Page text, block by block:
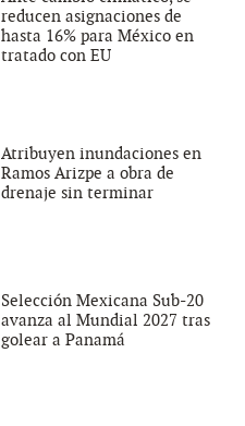
reducen asignaciones de
hasta 16% para México en
tratado con EU
Atribuyen inundaciones en
Ramos Arizpe a obra de
drenaje sin terminar
Selección Mexicana Sub-20
avanza al Mundial 2027 tras
golear a Panamá